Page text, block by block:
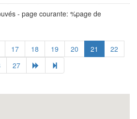
- page courante: %page de
17 18 19 20 21
22
27